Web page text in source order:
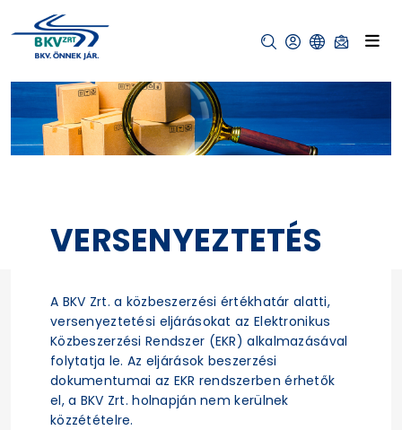
VERSENYEZTETÉS
A BKV Zrt. a közbeszerzési értékhatár alatti,
versenyeztetési eljárásokat az Elektronikus
Közbeszerzési Rendszer (EKR) alkalmazásával
folytatja le. Az eljárások beszerzési
dokumentumai az EKR rendszerben érhetők
el, a BKV Zrt. holnapján nem kerülnek
közzétételre.